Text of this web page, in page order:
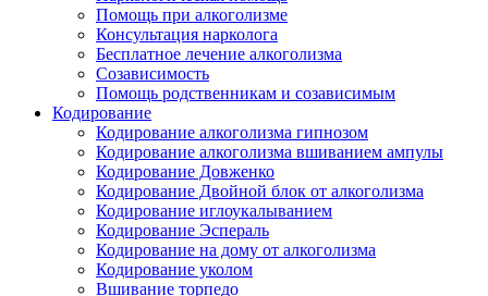
Помощь при алкоголизме
Консультация нарколога
Бесплатное лечение алкоголизма
Созависимость
Помощь родственникам и созависимым
Кодирование
Кодирование алкоголизма гипнозом
Кодирование алкоголизма вшиванием ампулы
Кодирование Довженко
Кодирование Двойной блок от алкоголизма
Кодирование иглоукалыванием
Кодирование Эспераль
Кодирование на дому от алкоголизма
Кодирование уколом
Вшивание торпедо